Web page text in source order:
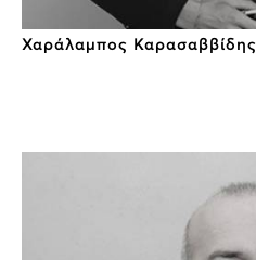
Χαράλαμπος Καρασαββίδης